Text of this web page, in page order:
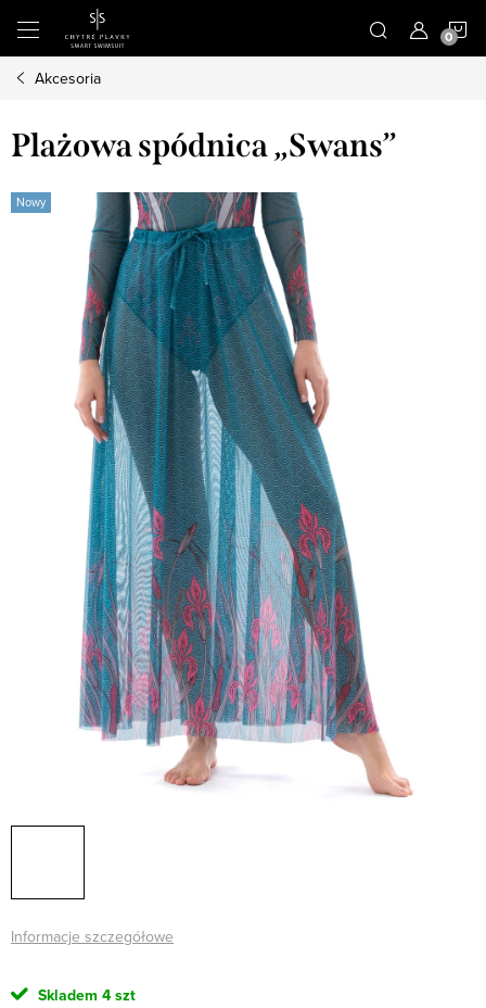
treści
Akcesoria
Plażowa spódnica „Swans”
Nowy
Informacje szczegółowe
Skladem 4 szt